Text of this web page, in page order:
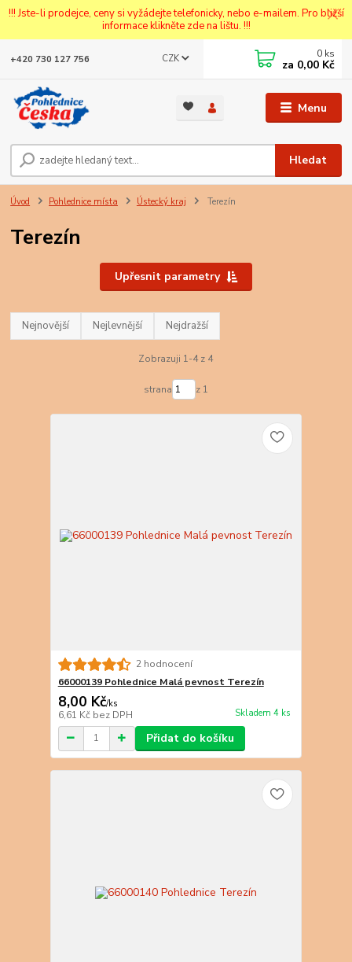
!!! Jste-li prodejce, ceny si vyžádejte telefonicky, nebo e-mailem. Pro bližší
informace klikněte zde na lištu. !!!
Menu
CZK
Hledat
+420 730 127 756 0 ks
za 0,00 Kč
Úvod Pohlednice místa Ústecký kraj Terezín
Terezín
Upřesnit parametry
Nejnovější Nejlevnější Nejdražší
Zobrazuji 1-4 z 4
strana z 1
2 hodnocení
66000139 Pohlednice Malá pevnost Terezín
8,00 Kč/ks
6,61 Kč bez DPH Skladem 4 ks
Přidat do košíku